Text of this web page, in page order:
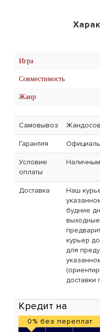
Игра
Совместимость
Жанр
Самовывоз
Гарантия
Условие
оплаты
Доставка
Наш
будние
курьер
для
доставки
Кредит на
0% без переплат